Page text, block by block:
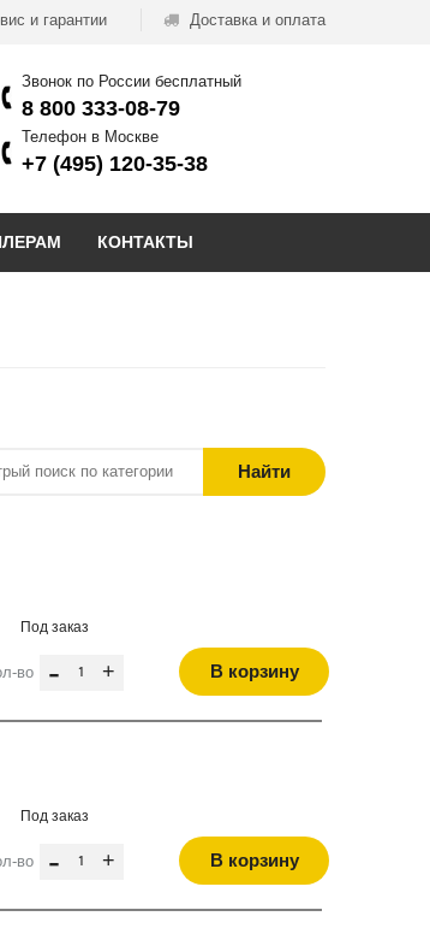
и гарантии Доставка и оплата
Звонок по России бесплатный
8 800 333-08-79
Телефон в Москве
+7 (495) 120-35-38
КОНТАКТЫ
Найти
Под заказ
во - + В корзину
Под заказ
во - + В корзину